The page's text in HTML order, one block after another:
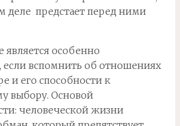
деле предстает перед ними
особенно
если вспомнить об отношениях
и его способности к
выбору. Основой
человеческой жизни